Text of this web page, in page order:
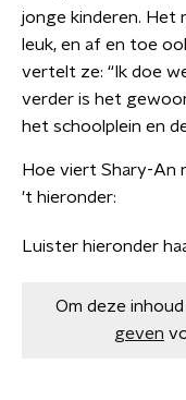
jonge kinderen. Het
leuk, en af en toe
vertelt ze: “Ik doe
verder is het
het schoolplein en
Hoe viert Shary-An
't hieronder:
Luister hieronder
Om deze
geven